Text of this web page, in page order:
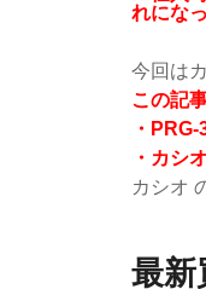
れにな
今回は
こ の記
・
・カシ
カシオ
最新